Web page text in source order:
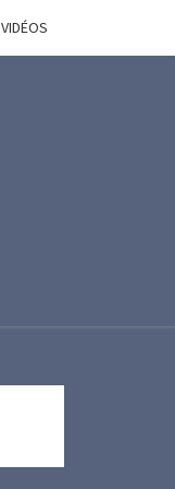
VIDÉOS